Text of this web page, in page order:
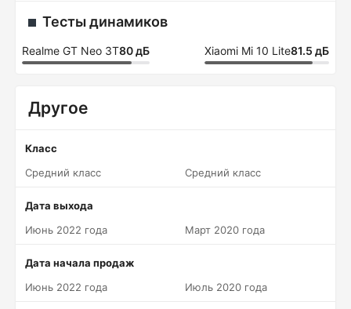
Тесты динамиков
Realme GT Neo 3T80 дБ Xiaomi Mi 10 Lite81.5 дБ
Другое
Класс
Средний класс
Средний класс
Дата выхода
Июнь 2022 года
Март 2020 года
Дата начала продаж
Июнь 2022 года
Июль 2020 года